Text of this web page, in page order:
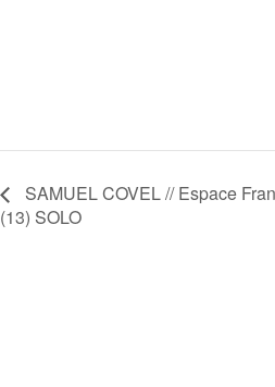
SAMUEL COVEL // Espace
(13) SOLO